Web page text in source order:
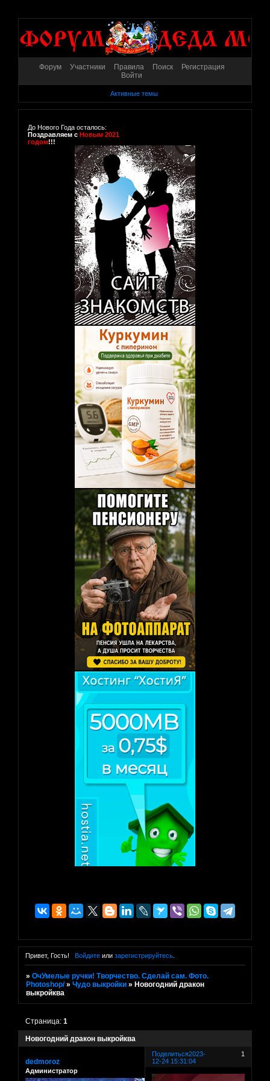
Форум Участники Правила Поиск
Регистрация
Войти
Активные темы
До Нового Года осталось:
Поздравляем с Новым 2021
годом!!!
Привет, Гость! Войдитеили зарегистрируйтесь.
»ОчУмелые ручки! Творчество. Сделай сам. Фото.
Photoshop/ »Чудо выкройки » Новогодний дракон
выкройква
Новогодний дракон выкройква
Страница:1
Поделиться 1
2023-
12-24 15:31:04
dedmoroz
Администратор